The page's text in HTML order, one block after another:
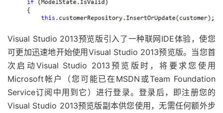
Visual Studio 2013预览版引入了一种联网IDE体验，使您
可更加迅速地开始使用Visual Studio 2013预览版。当您首
次启动Visual Studio 2013预览版时，将要求您使用
Microsoft帐户（您可能已在MSDN或Team Foundation
Service订阅中用到它）进行登录。登录后，即注册您的
Visual Studio 2013预览版副本供您使用，无需任何额外步